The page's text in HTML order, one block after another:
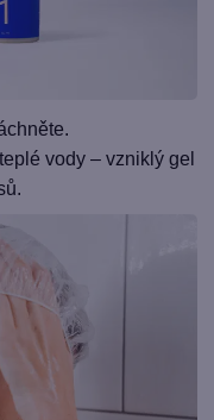
vody – vzniklý gel